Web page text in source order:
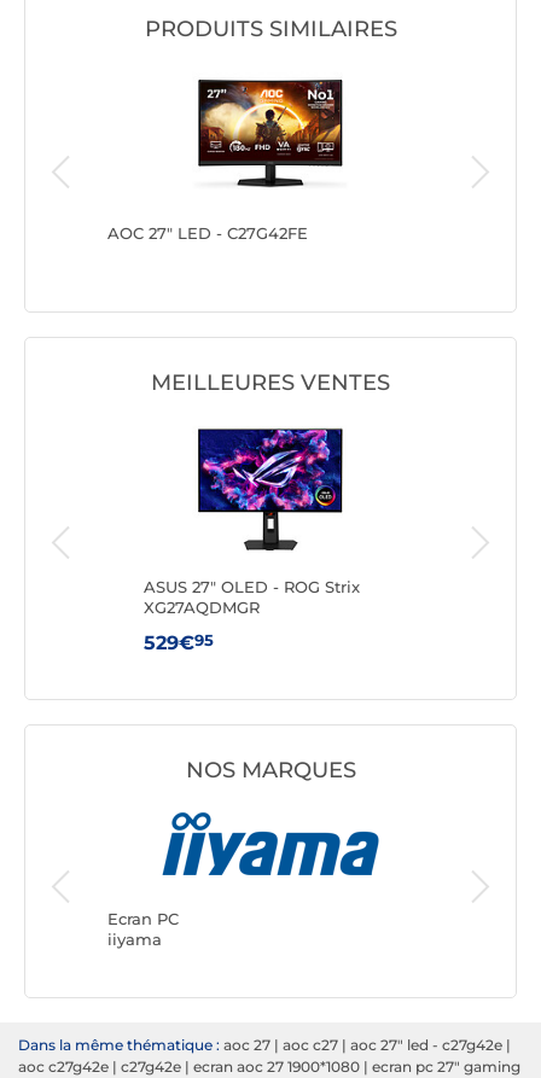
PRODUITS SIMILAIRES
AOC 27" LED - C27G42FE
MEILLEURES VENTES
ASUS 27" OLED - ROG Strix
XG27AQDMGR
529€95
NOS MARQUES
Ecran PC
iiyama
Ecran PC
ASUS
Dans la même thématique : aoc 27 | aoc c27 | aoc 27" led - c27g42e |
aoc c27g42e | c27g42e | ecran aoc 27 1900*1080 | ecran pc 27" gaming